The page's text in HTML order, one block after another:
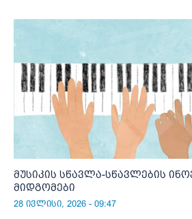
მუსიკის სწავლა-სწავლების
მიდგომები
28 ივლისი, 2026 - 09:47